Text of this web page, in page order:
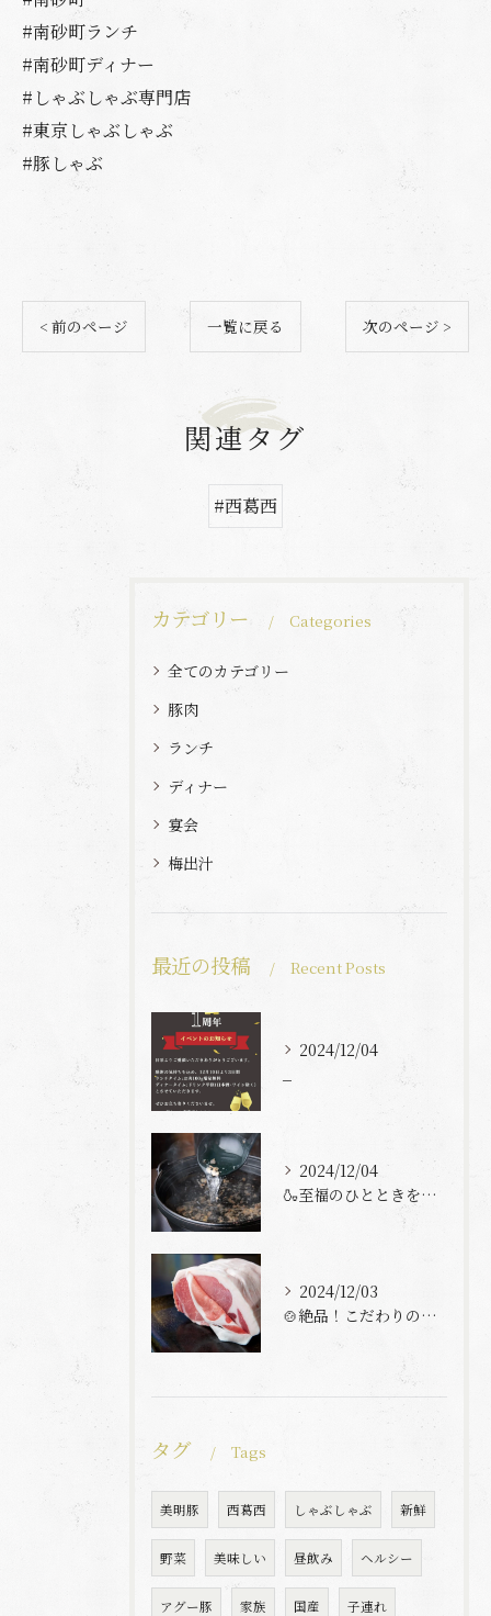
#南砂町ランチ
#南砂町ディナー
#しゃぶしゃぶ専門店
#東京しゃぶしゃぶ
#豚しゃぶ
< 前のページ 一覧に戻る 次のページ >
関連タグ
#西葛西
カテゴリー Categories
全てのカテゴリー
豚肉
ランチ
ディナー
宴会
梅出汁
最近の投稿 Recent Posts
2024/12/04
2024/12/04
🍶至福のひとときを「とんとん」で過ごしませんか？🍶
2024/12/03
🍲絶品！こだわりの豚しゃぶをとんとんで堪能しよう🍲
タグ Tags
美明豚 西葛西 しゃぶしゃぶ 新鮮
野菜 美味しい 昼飲み ヘルシー
アグー豚 家族 国産 子連れ